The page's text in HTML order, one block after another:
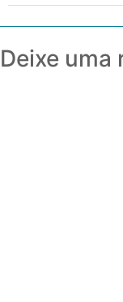
Deixe uma